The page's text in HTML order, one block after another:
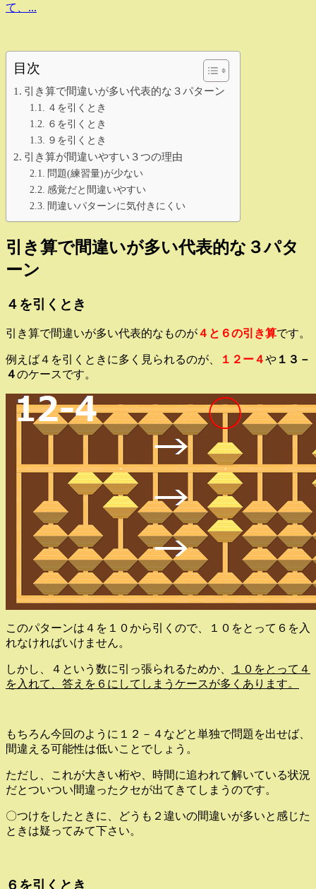
て、...
目次
引き算で間違いが多い代表的な３パターン
４を引くとき
６を引くとき
９を引くとき
引き算が間違いやすい３つの理由
問題(練習量)が少ない
感覚だと間違いやすい
間違いパターンに気付きにくい
引き算で間違いが多い代表的な３パタ
ーン
４を引くとき
引き算で間違いが多い代表的なものが４と６の引き算です。
例えば４を引くときに多く見られるのが、 １２ー４や １３－
４のケースです。
このパターンは４を１０から引くので、１０をとって６を入
れなければいけません。
しかし、４という数に引っ張られるためか、
１０をとって４
を入れて、答えを６にしてしまうケースが多くあります。
もちろん今回のように１２－４などと単独で問題を出せば、
間違える可能性は低いことでしょう。
ただし、これが大きい桁や、時間に追われて解いている状況
だとついつい間違ったクセが出てきてしまうのです。
〇つけをしたときに、どうも２違いの間違いが多いと感じた
ときは疑ってみて下さい。
６を引くとき